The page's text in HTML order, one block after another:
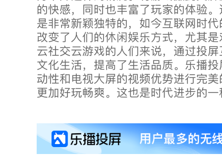
的快感，同时也丰富了玩家的体验
是非常新颖独特的，如今互联网时
改变了人们的休闲娱乐方式，尤其
云社交云游戏的人们来说，通过投
文化生活，提高了生活品质。乐播
动性和电视大屏的视频优势进行完
更加好玩畅爽。这也是时代进步的